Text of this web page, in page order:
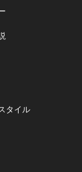
タイル